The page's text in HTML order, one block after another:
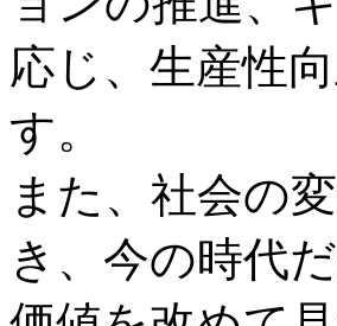
応じ、生産性
す。
また、社会の
き、今の時代